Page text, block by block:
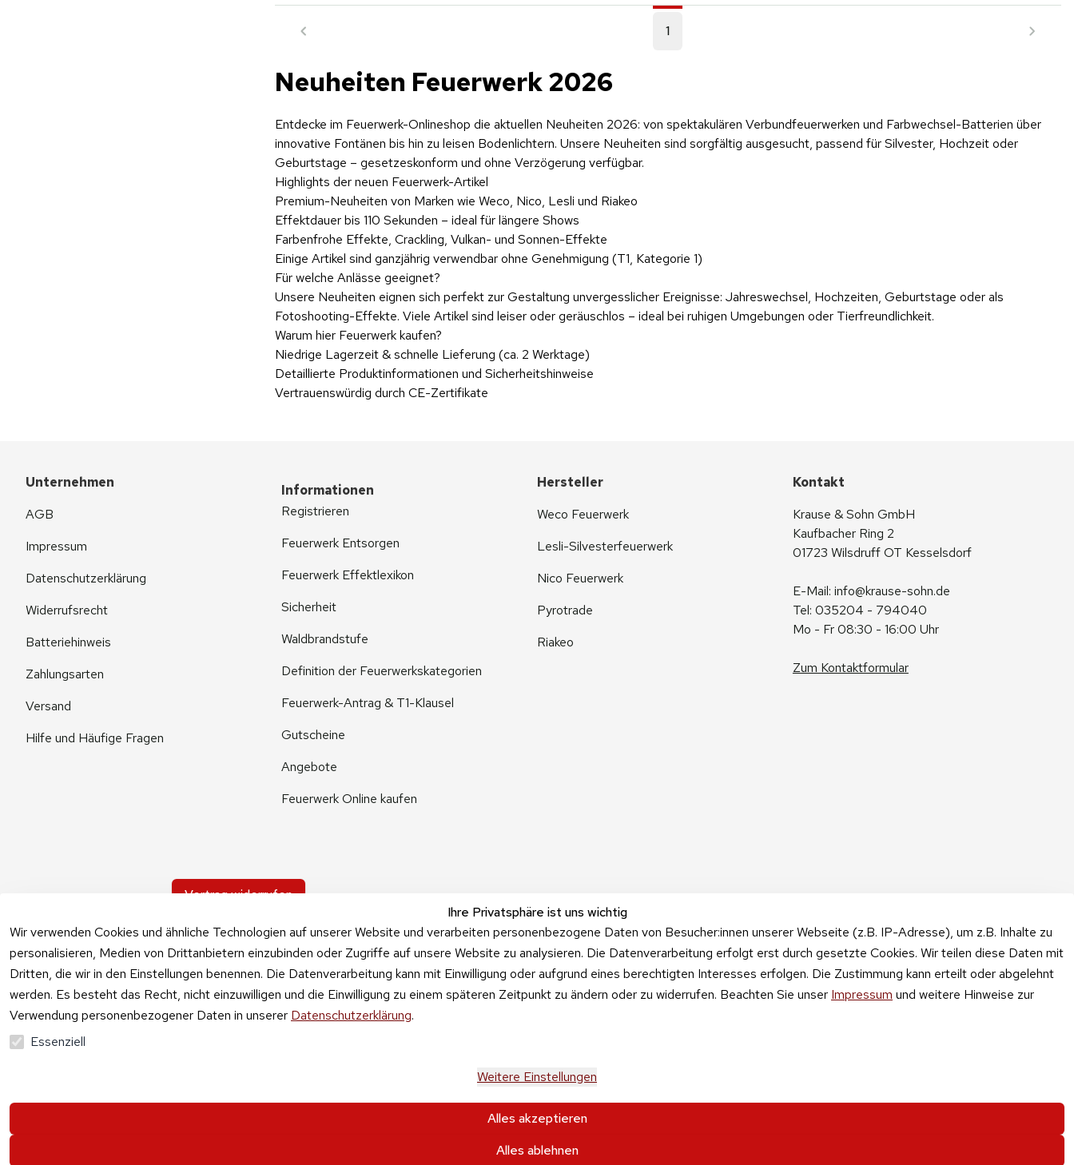
1
Neuheiten Feuerwerk 2026
Entdecke im Feuerwerk-Onlineshop die aktuellen Neuheiten 2026: von spektakulären Verbundfeuerwerken und Farbwechsel-Batterien über
innovative Fontänen bis hin zu leisen Bodenlichtern. Unsere Neuheiten sind sorgfältig ausgesucht, passend für Silvester, Hochzeit oder
Geburtstage – gesetzeskonform und ohne Verzögerung verfügbar.
Highlights der neuen Feuerwerk-Artikel
Premium-Neuheiten von Marken wie Weco, Nico, Lesli und Riakeo
Effektdauer bis 110 Sekunden – ideal für längere Shows
Farbenfrohe Effekte, Crackling, Vulkan- und Sonnen-Effekte
Einige Artikel sind ganzjährig verwendbar ohne Genehmigung (T1, Kategorie 1)
Für welche Anlässe geeignet?
Unsere Neuheiten eignen sich perfekt zur Gestaltung unvergesslicher Ereignisse: Jahreswechsel, Hochzeiten, Geburtstage oder als
Fotoshooting-Effekte. Viele Artikel sind leiser oder geräuschlos – ideal bei ruhigen Umgebungen oder Tierfreundlichkeit.
Warum hier Feuerwerk kaufen?
Niedrige Lagerzeit & schnelle Lieferung (ca. 2 Werktage)
Detaillierte Produktinformationen und Sicherheitshinweise
Vertrauenswürdig durch CE-Zertifikate
Ihre Privatsphäre ist uns wichtig
Wir verwenden Cookies und ähnliche Technologien auf unserer Website und verarbeiten personenbezogene Daten von Besucher:innen unserer Webseite (z.B. IP-Adresse), um z.B. Inhalte zu
personalisieren, Medien von Drittanbietern einzubinden oder Zugriffe auf unsere Website zu analysieren. Die Datenverarbeitung erfolgt erst durch gesetzte Cookies. Wir teilen diese Daten mit
Dritten, die wir in den Einstellungen benennen. Die Datenverarbeitung kann mit Einwilligung oder aufgrund eines berechtigten Interesses erfolgen. Die Zustimmung kann erteilt oder abgelehnt
werden. Es besteht das Recht, nicht einzuwilligen und die Einwilligung zu einem späteren Zeitpunkt zu ändern oder zu widerrufen. Beachten Sie unser Impressum und weitere Hinweise zur
Verwendung personenbezogener Daten in unserer Datenschutzerklärung.
Essenziell
Weitere Einstellungen
Alles akzeptieren
Alles ablehnen
Unternehmen
AGB
Impressum
Datenschutzerklärung
Widerrufsrecht
Batteriehinweis
Zahlungsarten
Versand
Hilfe und Häufige Fragen
Informationen
Registrieren
Feuerwerk Entsorgen
Feuerwerk Effektlexikon
Sicherheit
Waldbrandstufe
Definition der Feuerwerkskategorien
Feuerwerk-Antrag & T1-Klausel
Gutscheine
Angebote
Feuerwerk Online kaufen
Hersteller
Weco Feuerwerk
Lesli-Silvesterfeuerwerk
Nico Feuerwerk
Pyrotrade
Riakeo
Kontakt
Krause & Sohn GmbH
Kaufbacher Ring 2
01723 Wilsdruff OT Kesselsdorf
E-Mail: info@krause-sohn.de
Tel: 035204 - 794040
Mo - Fr 08:30 - 16:00 Uhr
Zum Kontaktformular
Vertrag widerrufen
Alle Preise verstehen sich inkl. der gesetzlichen Mehrwertsteuer und